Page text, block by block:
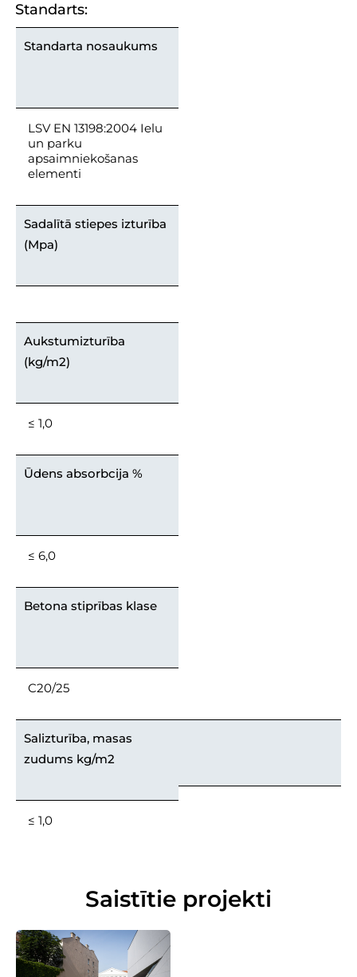
Standarts:
Standarta nosaukums
LSV EN 13198:2004 Ielu
un parku
apsaimniekošanas
elementi
Sadalītā stiepes izturība
(Mpa)
Aukstumizturība
(kg/m2)
≤ 1,0
Ūdens absorbcija %
≤ 6,0
Betona stiprības klase
C20/25
Salizturība, masas
zudums kg/m2
≤ 1,0
Saistītie projekti